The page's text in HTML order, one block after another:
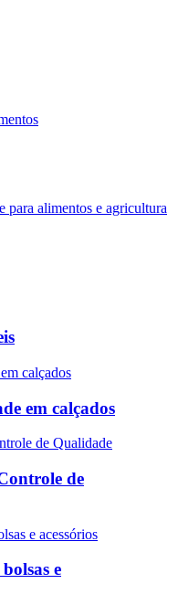
para alimentos e agricultura
em calçados
de
bolsas e